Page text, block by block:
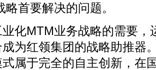
略首要解决的问题。
MTM业务战略的需要，
为红领集团的战略助推器
属于完全的自主创新，在